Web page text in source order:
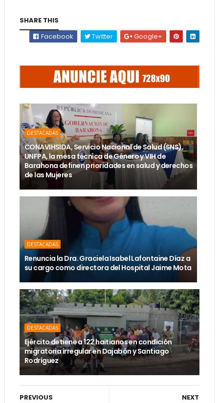
SHARE THIS
Facebook
Twitter Google+
DESTACADAS
CONAVIHSIDA, Servicio Nacional de Salud (SNS),
UNFPA, la mesa técnica de Género y VIH de
Barahona definen prioridades en salud y derechos
de las Mujeres
DESTACADAS
Renuncia la Dra. Graciela Isabel Lafontaine Díaz a
su cargo como directora del Hospital Jaime Mota
DESTACADAS
Ejército detiene a 122 haitianos en condición
migratoria irregular en Dajabón y Santiago
Rodríguez
NEXT
PREVIOUS